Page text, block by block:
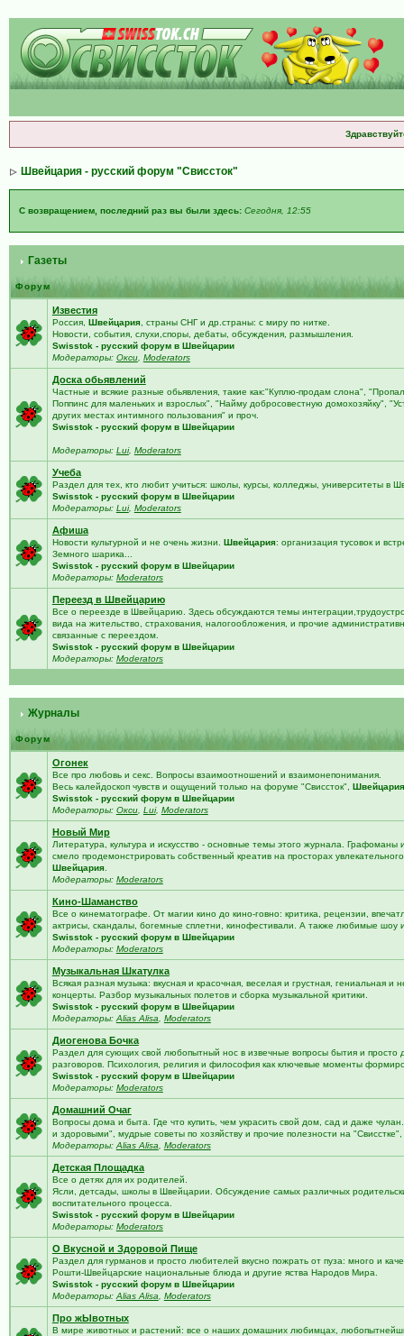
Швейцария - русский форум "Свиссток"
С возвращением, последний раз вы были здесь: Сегодня, 12:55
Газеты
Форум
Известия
Россия, Швейцария, страны СНГ и др.страны: с миру по нитке.
Новости, события, слухи,споры, дебаты, обсуждения, размышления.
Swisstok - русский форум в Швейцарии
Модераторы: Окси, Moderators
Доска обьявлений
Частные и всякие разные обьявления, такие как:"Куплю-продам слона",
Поппинс для маленьких и взрослых", "Найму добросовестную домохозяйку",
других местах интимного пользования" и проч.
Swisstok - русский форум в Швейцарии
Модераторы: Lui, Moderators
Учеба
Раздел для тех, кто любит учиться: школы, курсы, колледжы, университеты в
Swisstok - русский форум в Швейцарии
Модераторы: Lui, Moderators
Афиша
Новости культурной и не очень жизни. Швейцария: организация тусовок и
Земного шарика...
Swisstok - русский форум в Швейцарии
Модераторы: Moderators
Переезд в Швейцарию
Все о переезде в Швейцарию. Здесь обсуждаются темы
вида на жительство, страхования, налогообложения, и прочие
связанные с переездом.
Swisstok - русский форум в Швейцарии
Модераторы: Moderators
Журналы
Форум
Огонек
Все про любовь и секс. Вопросы взаимоотношений и взаимонепонимания.
Весь калейдоскоп чувств и ощущений только на форуме "Свиссток", Швейцария
Swisstok - русский форум в Швейцарии
Модераторы: Окси, Lui, Moderators
Новый Мир
Литература, культура и искусство - основные темы этого журнала. Графоманы
смело продемонстрировать собственный креатив на просторах
Швейцария.
Модераторы: Moderators
Кино-Шаманство
Все о кинематографе. От магии кино до кино-говно: критика, рецензии,
актрисы, скандалы, богемные сплетни, кинофестивали. А также любимые шоу
Swisstok - русский форум в Швейцарии
Модераторы: Moderators
Музыкальная Шкатулка
Всякая разная музыка: вкусная и красочная, веселая и грустная, гениальная и
концерты. Разбор музыкальных полетов и сборка музыкальной критики.
Swisstok - русский форум в Швейцарии
Модераторы: Alias Alisa Moderators
Диогенова Бочка
Раздел для сующих свой любопытный нос в извечные вопросы бытия и просто
разговоров. Психология, религия и философия как ключевые моменты
Swisstok - русский форум в Швейцарии
Модераторы: Moderators
Домашний Очаг
Вопросы дома и быта. Где что купить, чем украсить свой дом, сад и даже
и здоровыми", мудрые советы по хозяйству и прочие полезности на "Свисстке",
Модераторы: Alias Alisa Moderators
Детская Площадка
Все о детях для их родителей.
Ясли, детсады, школы в Швейцарии. Обсуждение самых различных
воспитательного процесса.
Swisstok - русский форум в Швейцарии
Модераторы: Moderators
О Вкусной и Здоровой Пище
Раздел для гурманов и просто любителей вкусно пожрать от пуза: много и
Рошти-Швейцарские национальные блюда и другие яства Народов Мира.
Swisstok - русский форум в Швейцарии
Модераторы: Alias Alisa Moderators
Про жЫвотных
В мире животных и растений: все о наших домашних любимцах,